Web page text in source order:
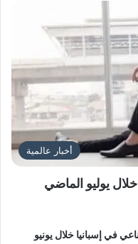
أخبار عالمية
يوليو الماضي
في إسبانيا خلال يونيو